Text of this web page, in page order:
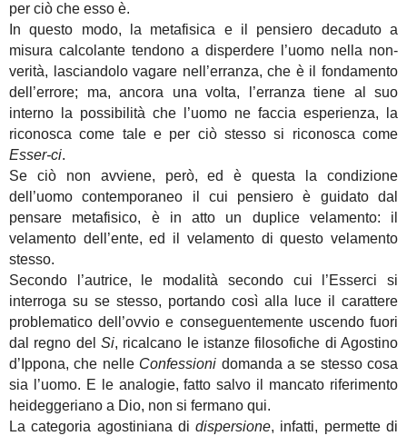
per ciò che esso è.
In questo modo, la metafisica e il pensiero decaduto a
misura calcolante tendono a disperdere l’uomo nella non-
verità, lasciandolo vagare nell’erranza, che è il fondamento
dell’errore; ma, ancora una volta, l’erranza tiene al suo
interno la possibilità che l’uomo ne faccia esperienza, la
riconosca come tale e per ciò stesso si riconosca come
Esser-ci.
Se ciò non avviene, però, ed è questa la condizione
dell’uomo contemporaneo il cui pensiero è guidato dal
pensare metafisico, è in atto un duplice velamento: il
velamento dell’ente, ed il velamento di questo velamento
stesso.
Secondo l’autrice, le modalità secondo cui l’Esserci si
interroga su se stesso, portando così alla luce il carattere
problematico dell’ovvio e conseguentemente uscendo fuori
dal regno del Si, ricalcano le istanze filosofiche di Agostino
d’Ippona, che nelle Confessioni domanda a se stesso cosa
sia l’uomo. E le analogie, fatto salvo il mancato riferimento
heideggeriano a Dio, non si fermano qui.
La categoria agostiniana didispersione, infatti, permette di